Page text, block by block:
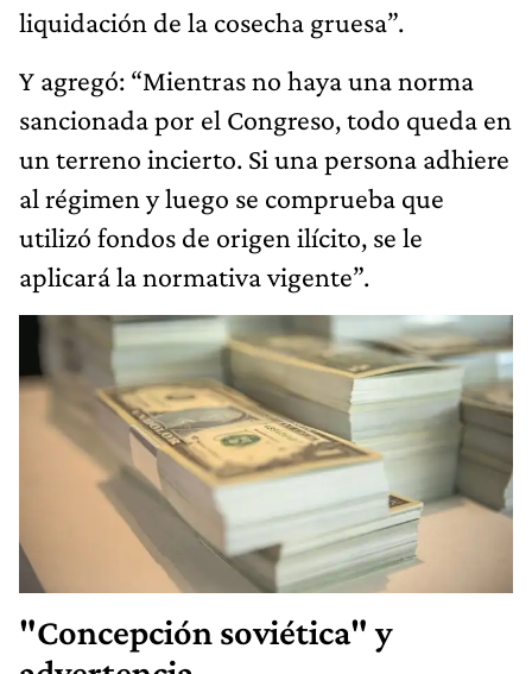
liquidación de la cosecha gruesa”.
Y agregó: “Mientras no haya una norma
sancionada por el Congreso, todo queda en
un terreno incierto. Si una persona adhiere
al régimen y luego se comprueba que
utilizó fondos de origen ilícito, se le
aplicará la normativa vigente”.
"Concepción soviética" y